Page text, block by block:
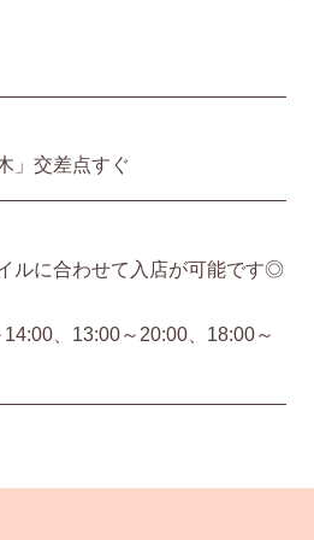
」交差点すぐ
ルに合わせて入店が可能です◎
、13:00～20:00、18:00～